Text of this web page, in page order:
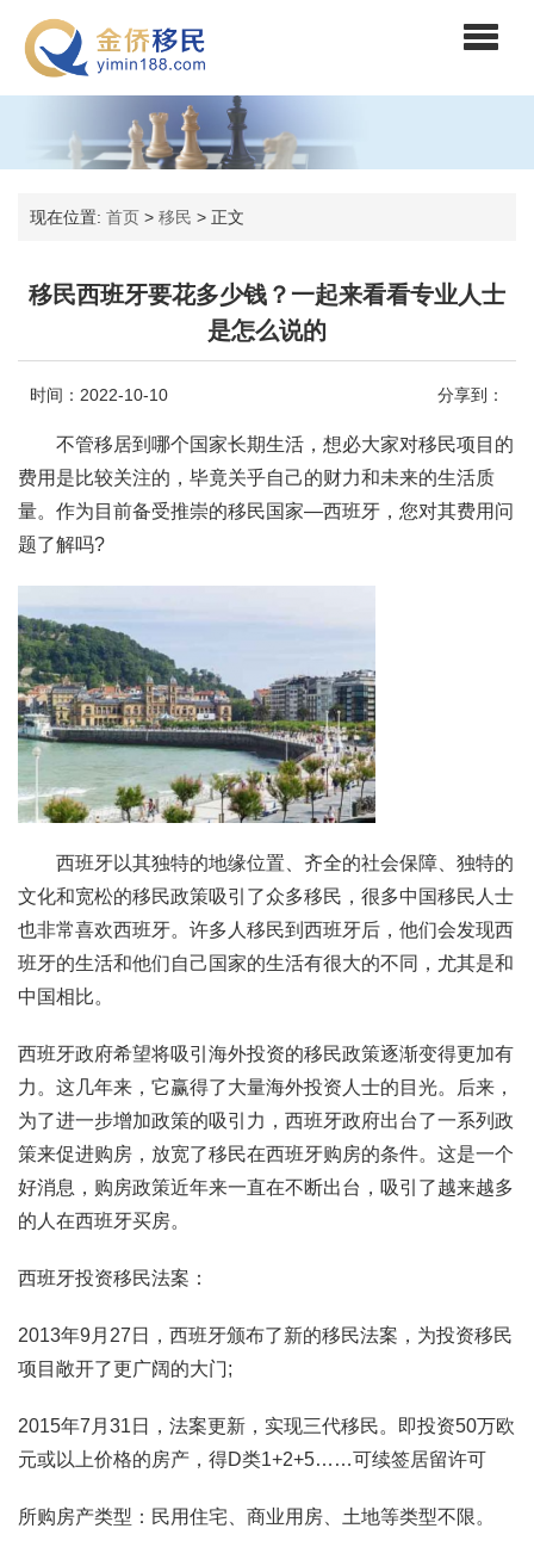
现在位置: 首页 > 移民 > 正文
移民西班牙要花多少钱？一起来看看专业人士
是怎么说的
时间：2022-10-10 分享到：
不管移居到哪个国家长期生活，想必大家对移民项目的
费用是比较关注的，毕竟关乎自己的财力和未来的生活质
量。作为目前备受推崇的移民国家—西班牙，您对其费用问
题了解吗?
西班牙以其独特的地缘位置、齐全的社会保障、独特的
文化和宽松的移民政策吸引了众多移民，很多中国移民人士
也非常喜欢西班牙。许多人移民到西班牙后，他们会发现西
班牙的生活和他们自己国家的生活有很大的不同，尤其是和
中国相比。
西班牙政府希望将吸引海外投资的移民政策逐渐变得更加有
力。这几年来，它赢得了大量海外投资人士的目光。后来，
为了进一步增加政策的吸引力，西班牙政府出台了一系列政
策来促进购房，放宽了移民在西班牙购房的条件。这是一个
好消息，购房政策近年来一直在不断出台，吸引了越来越多
的人在西班牙买房。
西班牙投资移民法案：
2013年9月27日，西班牙颁布了新的移民法案，为投资移民
项目敞开了更广阔的大门;
2015年7月31日，法案更新，实现三代移民。即投资50万欧
元或以上价格的房产，得D类1+2+5……可续签居留许可
所购房产类型：民用住宅、商业用房、土地等类型不限。